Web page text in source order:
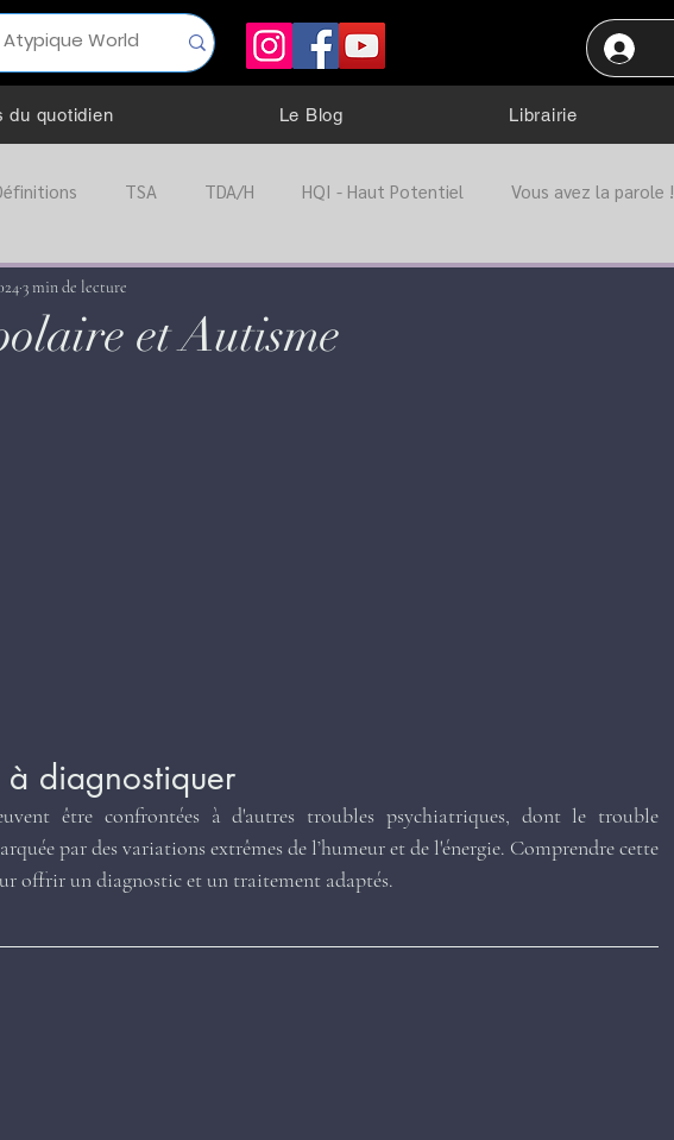
du quotidien Le Blog Librairie
TSA TDA/H HQI - Haut Potentiel Vous avez la parole !
Organisation
et Autisme
3 min de lecture
diagnostiquer
être confrontées à d'autres troubles psychiatriques, dont le trouble
par des variations extrêmes de l’humeur et de l'énergie. Comprendre cette
offrir un diagnostic et un traitement adaptés.